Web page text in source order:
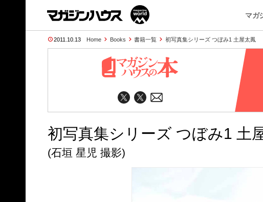
マガ
2011.10.13 Home Books 書籍一覧 初写真集シリーズ つぼみ1 土屋太鳳
初写真集シリーズ つぼみ1 土
(石垣 星児 撮影)